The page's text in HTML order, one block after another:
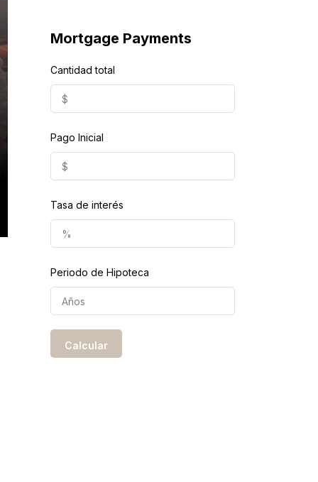
Mortgage Payments
Cantidad total
Pago Inicial
Tasa de interés
Periodo de Hipoteca